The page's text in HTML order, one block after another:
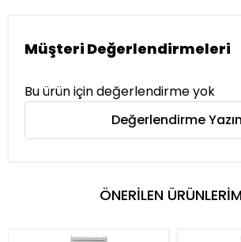
Müşteri Değerlendirmeleri
Bu ürün için değerlendirme yok
Değerlendirme Yazın
ÖNERİLEN